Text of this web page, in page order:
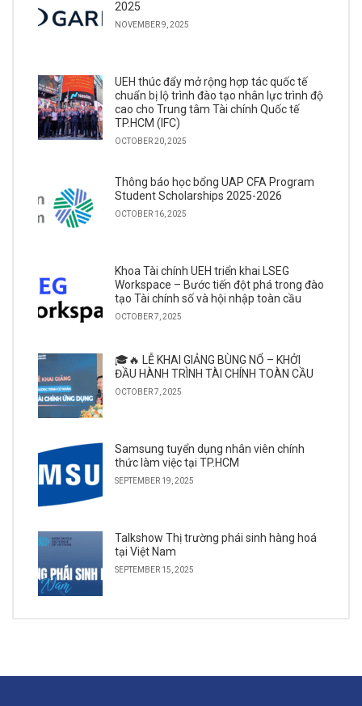
2025
NOVEMBER 9, 2025
UEH thúc đẩy mở rộng hợp tác quốc tế
chuẩn bị lộ trình đào tạo nhân lực trình độ
cao cho Trung tâm Tài chính Quốc tế
TP.HCM (IFC)
OCTOBER 20, 2025
Thông báo học bổng UAP CFA Program
Student Scholarships 2025-2026
OCTOBER 16, 2025
Khoa Tài chính UEH triển khai LSEG
Workspace – Bước tiến đột phá trong đào
tạo Tài chính số và hội nhập toàn cầu
OCTOBER 7, 2025
🎓🔥 LỄ KHAI GIẢNG BÙNG NỔ – KHỞI
ĐẦU HÀNH TRÌNH TÀI CHÍNH TOÀN CẦU
OCTOBER 7, 2025
Samsung tuyển dụng nhân viên chính
thức làm việc tại TP.HCM
SEPTEMBER 19, 2025
Talkshow Thị trường phái sinh hàng hoá
tại Việt Nam
SEPTEMBER 15, 2025